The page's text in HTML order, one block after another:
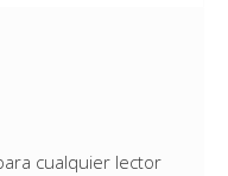
cualquier lector